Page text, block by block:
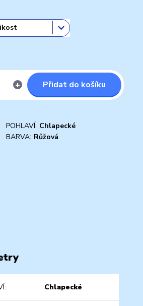
Přidat do košíku
POHLAVÍ: Chlapecké
BARVA: Růžová
Chlapecké